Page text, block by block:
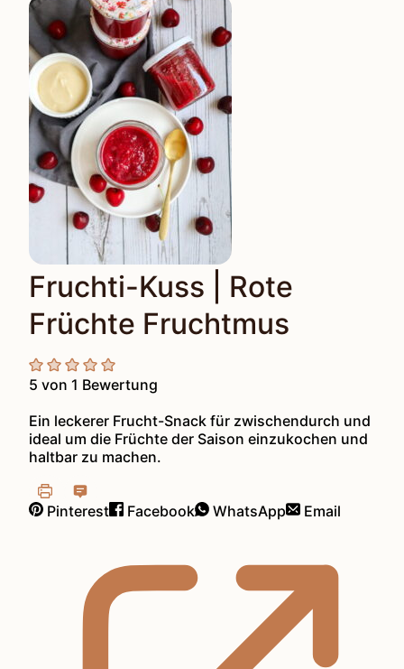
Fruchti-Kuss | Rote
Früchte Fruchtmus
5 von 1 Bewertung
Ein leckerer Frucht-Snack für zwischendurch und
ideal um die Früchte der Saison einzukochen und
haltbar zu machen.
Pinterest Facebook WhatsApp Email